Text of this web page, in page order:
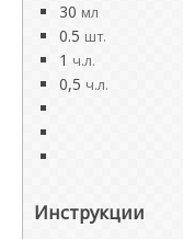
30 мл
0.5 шт.
1 ч.л.
0,5 ч.л.
Инструкции